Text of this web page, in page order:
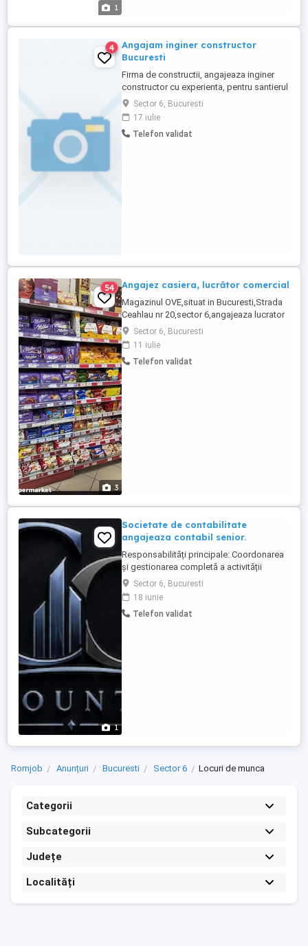
1
4
Angajam inginer constructor
Bucuresti
Firma de constructii, angajeaza inginer
constructor cu experienta, pentru santierul
din Bucuresti. Cerinte: - Studii superioare
profil constructii; - Experienta in executie
minim 5 ani; - Carnet de conducere
categoria B; - Disponibilitate imediata.
Sector 6, Bucuresti
17 iulie
Telefon validat
3
54 Angajez casiera, lucrător comercial
Magazinul OVE,situat in Bucuresti,Strada
Ceahlau nr 20,sector 6,angajeaza lucrator
comercial,contract de munca pe perioada
nedeterminata,plata salariului pe 15 si 30
ale lunii,cash sau card,prime de
sarbatori,bonusuri de performanta,salariul
Sector 6, Bucuresti
11 iulie
Telefon validat
1
Societate de contabilitate
angajeaza contabil senior.
Responsabilități principale: Coordonarea
și gestionarea completă a activității
contabile pentru mai multe societăți;
Organizarea evidenței contabile în
conformitate cu legislația în vigoare;
Întocmirea și verificarea declarațiilor
Sector 6, Bucuresti
18 iunie
Telefon validat
Romjob Anunțuri Bucuresti Sector 6 Locuri de munca
Categorii
Subcategorii
Județe
Localități